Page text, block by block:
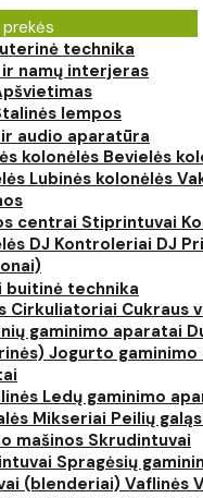
technika
ir namų interjeras
lempos
audio aparatūra
kolonėlės Bevielės
Lubinės kolonėlės
centrai Stiprintuvai
DJ Kontroleriai DJ
buitinė technika
Cirkuliatoriai Cukraus
gaminimo aparatai
Jogurto gaminimo
Ledų gaminimo
Mikseriai Peilių
mašinos Skrudintuvai
Spragėsių
(blenderiai) Vaflinės